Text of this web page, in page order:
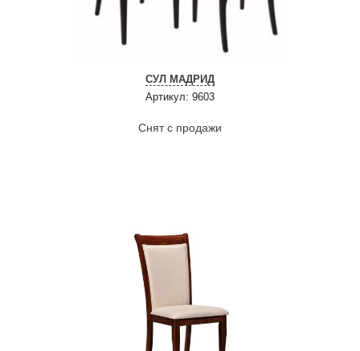
СУЛ МАДРИД
Артикул: 9603
Снят с продажи